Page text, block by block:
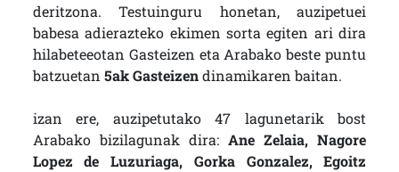
deritzona. Testuinguru honetan, auzipetuei
babesa adierazteko ekimen sorta egiten ari dira
hilabeteeotan Gasteizen eta Arabako beste puntu
batzuetan 5ak Gasteizendinamikaren baitan.
izan ere, auzipetutako 47 lagunetarik bost
Arabako bizilagunak dira:Ane Zelaia, Nagore
Lopez de Luzuriaga, Gorka Gonzalez, Egoitz